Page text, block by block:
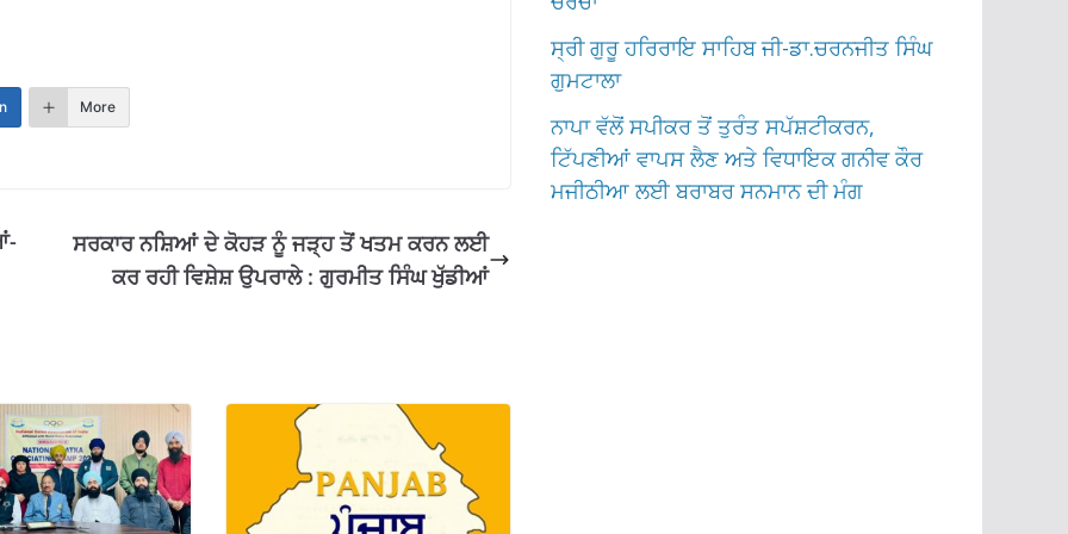
More
ਸਰਕਾਰ ਨਸ਼ਿਆਂ ਦੇ ਕੋਹੜ ਨੂੰ ਜੜ੍ਹ ਤੋਂ ਖਤਮ ਕਰਨ ਲਈ
ਕਰ ਰਹੀ ਵਿਸ਼ੇਸ਼ ਉਪਰਾਲੇ : ਗੁਰਮੀਤ ਸਿੰਘ ਖੁੱਡੀਆਂ
ਸ੍ਰੀ ਗੁਰੂ ਹਰਿਰਾਇ ਸਾਹਿਬ ਜੀ-ਡਾ.ਚਰਨਜੀਤ ਸਿੰਘ
ਗੁਮਟਾਲਾ
ਨਾਪਾ ਵੱਲੋਂ ਸਪੀਕਰ ਤੋਂ ਤੁਰੰਤ ਸਪੱਸ਼ਟੀਕਰਨ,
ਟਿੱਪਣੀਆਂ ਵਾਪਸ ਲੈਣ ਅਤੇ ਵਿਧਾਇਕ ਗਨੀਵ ਕੌਰ
ਮਜੀਠੀਆ ਲਈ ਬਰਾਬਰ ਸਨਮਾਨ ਦੀ ਮੰਗ